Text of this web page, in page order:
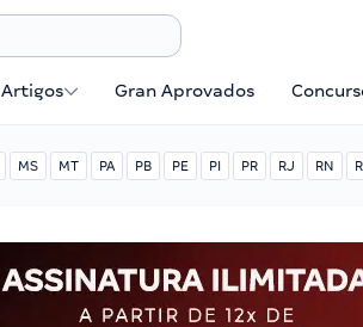
Artigos Gran Aprovados
MS MT PA PB PE PI PR RJ RN